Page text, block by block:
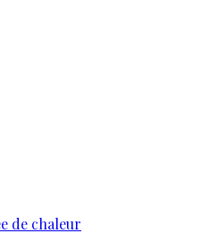
de chaleur